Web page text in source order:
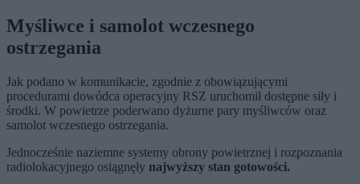
Myśliwce i samolot wczesnego
ostrzegania
Jak podano w komunikacie, zgodnie z obowiązującymi
procedurami dowódca operacyjny RSZ uruchomił dostępne siły i
środki. W powietrze poderwano dyżurne pary myśliwców oraz
samolot wczesnego ostrzegania.
Jednocześnie naziemne systemy obrony powietrznej i rozpoznania
radiolokacyjnego osiągnęły najwyższy stan gotowości.